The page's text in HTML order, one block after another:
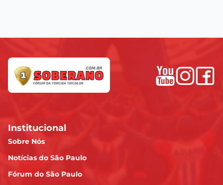
Institucional
Sobre Nós
Notícias do São Paulo
Fórum do São Paulo